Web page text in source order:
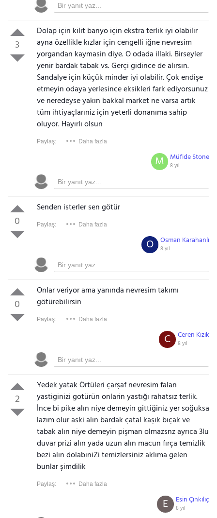
3
Dolap için kilit banyo için ekstra terlik iyi olabilir
ayna özellikle kızlar için cengelli iğne nevresim
yorgandan kaymasin diye. O odada illaki. Birseyler
yenir bardak tabak vs. Gerçi gidince de alırsın.
Sandalye için küçük minder iyi olabilir. Çok endişe
etmeyin odaya yerlesince eksikleri fark ediyorsunuz
ve neredeyse yakın bakkal market ne varsa artık
tüm ihtiyaçlarıniz için yeterli donanıma sahip
oluyor. Hayırlı olsun
Paylaş: Daha fazla
Müfide Stone
8 yıl
M
0
Senden isterler sen götür
Paylaş: Daha fazla
Osman Karahanlı
8 yıl
O
0
Onlar veriyor ama yanında nevresim takımı
götürebilirsin
Paylaş: Daha fazla
Ceren Kızık
8 yıl
C
2
Yedek yatak Örtüleri çarşaf nevresim falan
yastiginizi gotürün onlarin yastığı rahatsız terlik.
İnce bi pike alın niye demeyin gittiğiniz yer soğuksa
lazım olur aski alın bardak çatal kaşık bıçak ve
tabak alın niye demeyin pişman olmazsnz ayrıca 3lu
duvar prizi alın yada uzun alın macun fırça temizlik
bezi alın dolabıniZi temizlersiniz aklıma gelen
bunlar şimdilik
Paylaş: Daha fazla
Esin Çınkılıç
8 yıl
E